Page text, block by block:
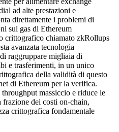
ad alte prestazioni e
direttamente i problemi di
sul gas di Ethereum
crittografico chiamato zkRollups
avanzata tecnologia
raggruppare migliaia di
e trasferimenti, in un unico
della validità di questo
di Ethereum per la verifica.
massiccio e riduce le
frazione dei costi on-chain,
crittografica fondamentale